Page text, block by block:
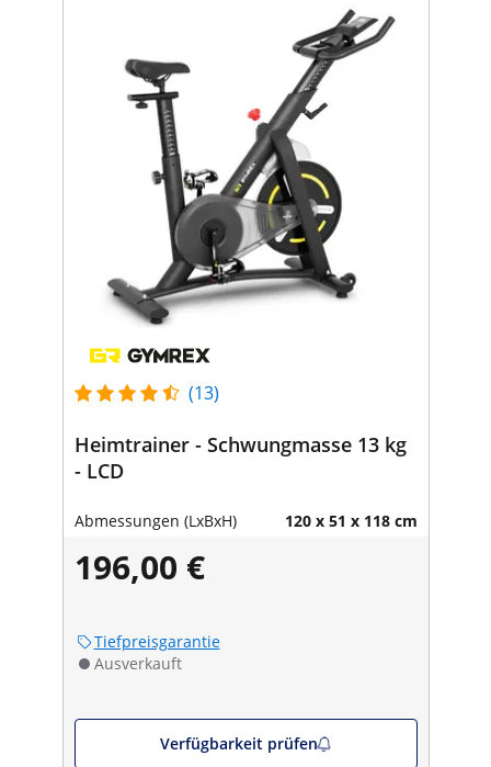
(13)
Heimtrainer - Schwungmasse 13 kg
- LCD
Abmessungen (LxBxH) 120 x 51 x 118 cm
196,00 €
Tiefpreisgarantie
Ausverkauft
Verfügbarkeit prüfen